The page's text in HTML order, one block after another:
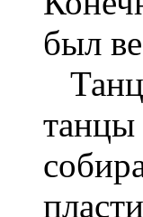
был
танцы